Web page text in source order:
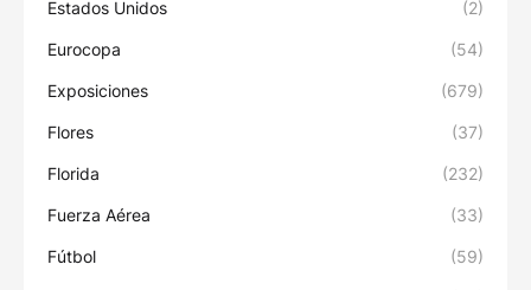
Estados Unidos (2)
Eurocopa (54)
Exposiciones (679)
Flores (37)
Florida (232)
Fuerza Aérea (33)
Fútbol (59)